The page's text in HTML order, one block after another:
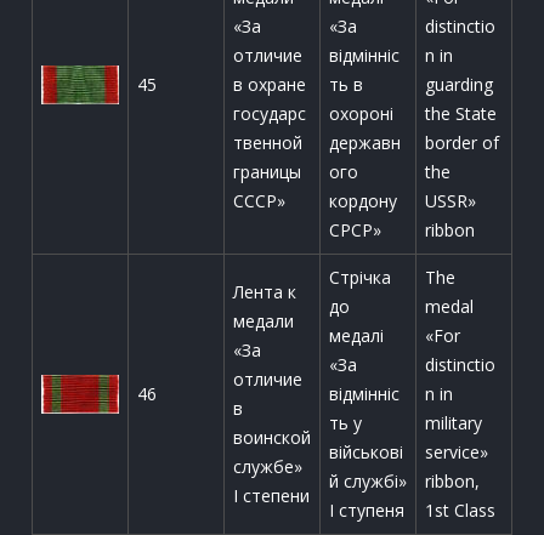
45
«За
отличие
в охране
государс
твенной
границы
СССР»
«За
відмінніс
ть в
охороні
державн
ого
кордону
СРСР»
distinctio
n in
guarding
the State
border of
the
USSR»
ribbon
46
Лента к
медали
«За
отличие
в
воинской
службе»
I степени
Стрічка
до
медалі
«За
відмінніс
ть у
військові
й службі»
І ступеня
The
medal
«For
distinctio
n in
military
service»
ribbon,
1st Class